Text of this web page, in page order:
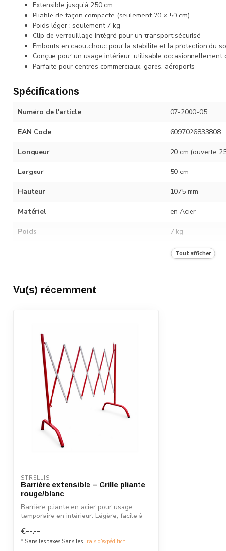
Extensible jusqu’à 250 cm
Pliable de façon compacte (seulement 20 × 50 cm)
Poids léger : seulement 7 kg
Clip de verrouillage intégré pour un transport sécurisé
Embouts en caoutchouc pour la stabilité et la protection du
Conçue pour un usage intérieur, utilisable occasionnellement
Parfaite pour centres commerciaux, gares, aéroports
Spécifications
Numéro de l'article 07-2000-05
EAN Code 6097026833808
Longueur 20 cm (ouverte
Largeur 50 cm
Hauteur 1075 mm
Matériel en Acier
Poids 7 kg
ATout afficher
Vu(s) récemment
STRELLIS
Barrière extensible – Grille pliante
rouge/blanc
Barrière pliante en acier pour usage
temporaire en intérieur. Légère, facile à
€--,--
* Sans les taxes Sans les Frais d'expédition